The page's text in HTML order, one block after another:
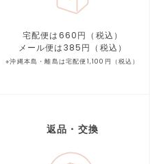
宅配便は660円（税込）
メール便は385円（税込）
※沖縄本島・離島は宅配便1,100円（税込）
返品・交換